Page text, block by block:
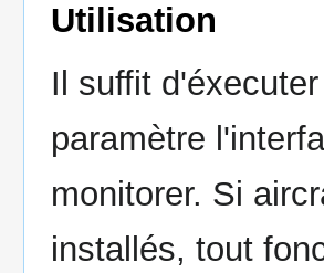
Utilisation
Il suffit
paramètre
monitorer. Si
installés, tout